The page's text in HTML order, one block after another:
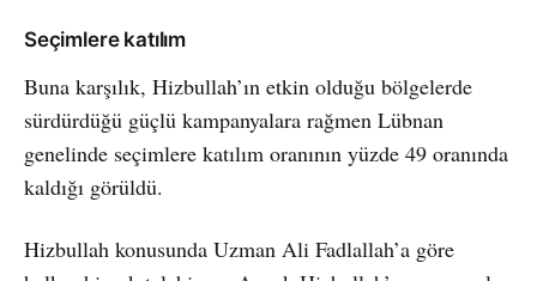
Seçimlere katılım
Buna karşılık, Hizbullah’ın etkin olduğu bölgelerde
sürdürdüğü güçlü kampanyalara rağmen Lübnan
genelinde seçimlere katılım oranının yüzde 49 oranında
kaldığı görüldü.
Hizbullah konusunda Uzman Ali Fadlallah’a göre